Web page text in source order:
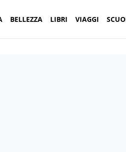
BELLEZZA LIBRI VIAGGI